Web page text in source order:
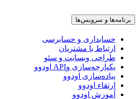
برنامه‌ها و سرویس‌ها
حسابداری و حسابرسی
ارتباط با مشتریان
طراحی وبسایت و سئو
یکپارچه‌سازی وAPI اودوو
پیاده‌سازی اودوو
ارتقاء اودوو
آموزش اودوو